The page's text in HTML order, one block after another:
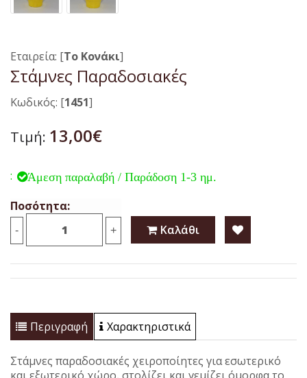
Εταιρεία: [To Κονάκι]
Στάμνες Παραδοσιακές
Κωδικός: [1451]
Τιμή: 13,00€
: Άμεση παραλαβή / Παράδοση 1-3 ημ.
Ποσότητα:
- + Καλάθι
Περιγραφή Χαρακτηριστικά
Στάμνες παραδοσιακές χειροποίητες για εσωτερικό
και εξωτερικό χώρο, στολίζει και γεμίζει όμορφα το